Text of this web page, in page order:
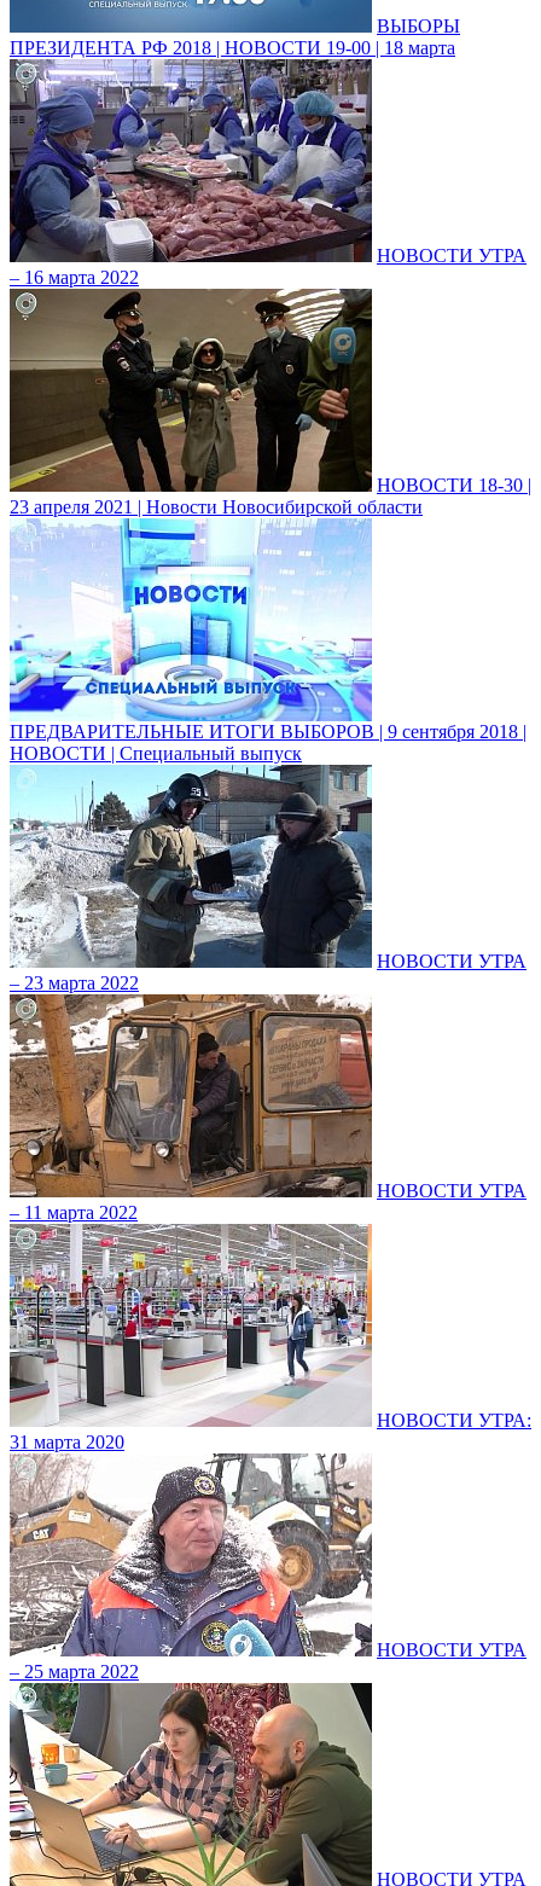
ВЫБОРЫ
ПРЕЗИДЕНТА РФ 2018 | НОВОСТИ 19-00 | 18 марта
НОВОСТИ УТРА
– 16 марта 2022
НОВОСТИ 18-30 |
23 апреля 2021 | Новости Новосибирской области
ПРЕДВАРИТЕЛЬНЫЕ ИТОГИ ВЫБОРОВ | 9 сентября 2018 |
НОВОСТИ | Специальный выпуск
НОВОСТИ УТРА
– 23 марта 2022
НОВОСТИ УТРА
– 11 марта 2022
НОВОСТИ УТРА:
31 марта 2020
НОВОСТИ УТРА
– 25 марта 2022
НОВОСТИ УТРА